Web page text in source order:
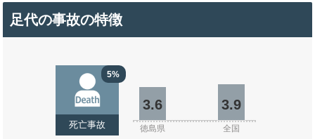
足代の事故の特徴
5%
死亡事故
3.6 3.9
徳島県 全国